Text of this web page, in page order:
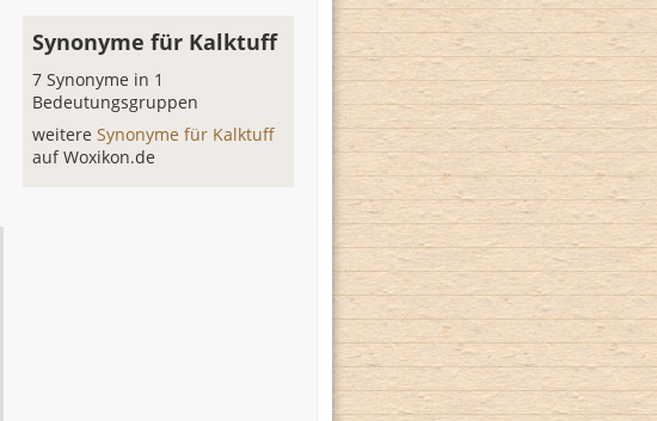
Synonyme für Kalktuff
7 Synonyme in 1
Bedeutungsgruppen
weitereSynonyme für Kalktuff
auf Woxikon.de